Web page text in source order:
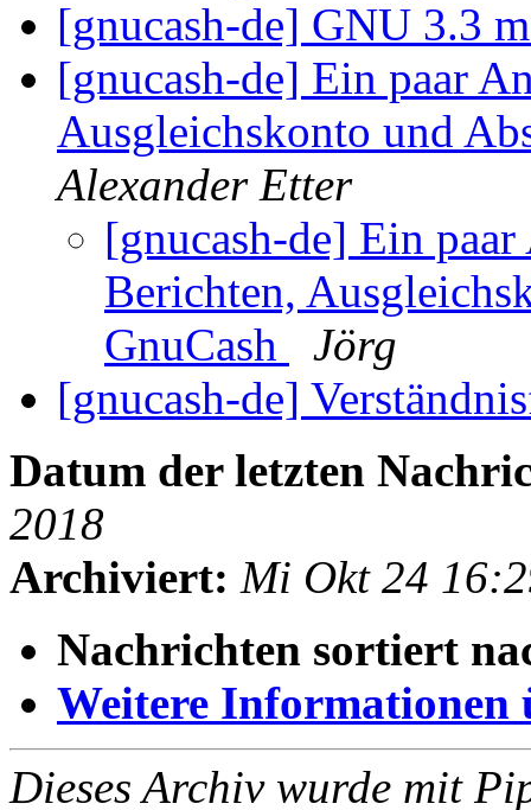
[gnucash-de] GNU 3.3
[gnucash-de] Ein paar
Ausgleichskonto und
Alexander Etter
[gnucash-de] Ein
Berichten,
GnuCash
Jörg
[gnucash-de]
Datum der letzten
2018
Archiviert: Mi Okt 24
Nachrichten sortiert
Weitere Informationen
Dieses Archiv wurde mit